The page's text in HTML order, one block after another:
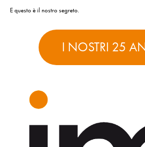
E questo è il nostro segreto.
I NOSTRI 25